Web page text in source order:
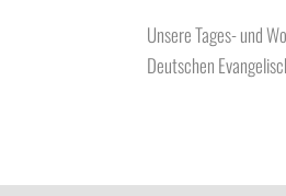
Unsere Tages- und
Deutschen